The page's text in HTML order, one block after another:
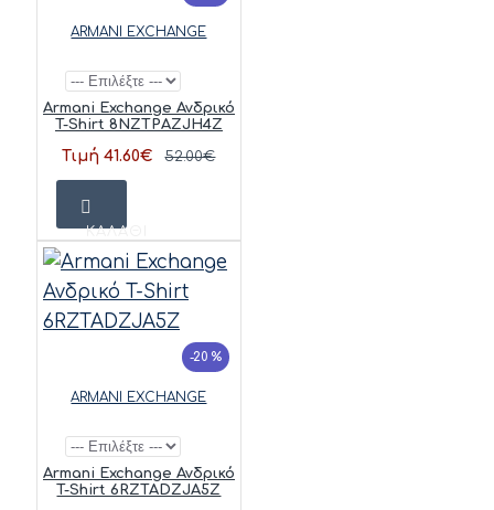
ARMANI EXCHANGE
Armani Exchange Ανδρικό
T-Shirt 8NZTPAZJH4Z
Τιμή 41.60€ 52.00€
ΚΑΛΆΘΙ
-20 %
ARMANI EXCHANGE
Armani Exchange Ανδρικό
T-Shirt 6RZTADZJA5Z